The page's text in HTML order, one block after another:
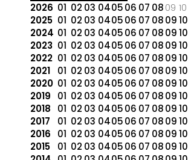
2026 01 02 03 040506 07 0809 10
2025 01 02 03 040506 07 080910
2024 01 02 03 040506 07 080910
2023 01 02 03 040506 07 080910
2022 01 02 03 040506 07 080910
2021
01 02 03 040506 07 080910
2020 01 02 03 040506 07 080910
2019
01 02 03 040506 07 080910
2018
01 02 03 040506 07 080910
2017
01 02 03 040506 07 080910
2016
01 02 03 040506 07 080910
2015
01 02 03 040506 07 080910